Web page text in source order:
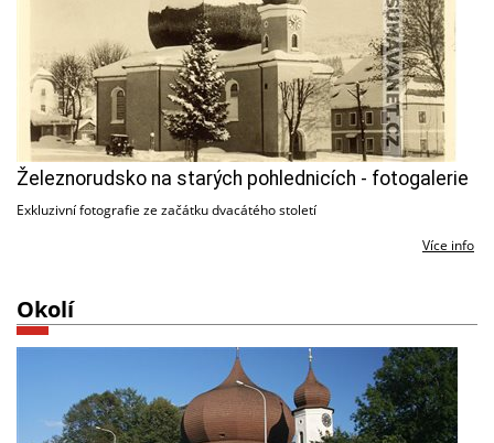
Železnorudsko na starých pohlednicích - fotogalerie
Exkluzivní fotografie ze začátku dvacátého století
Více info
Okolí